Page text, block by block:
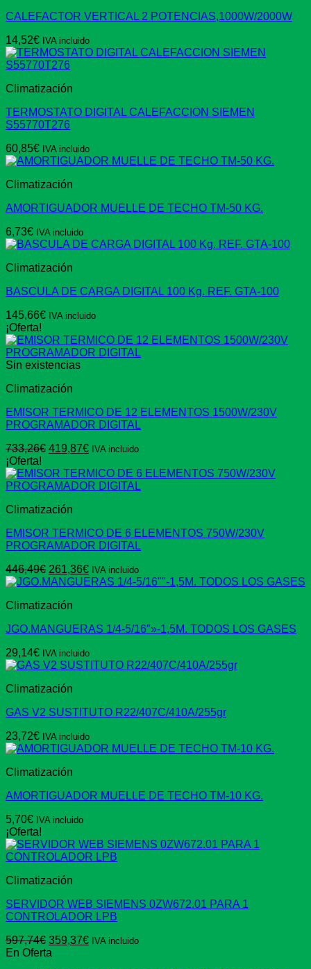
CALEFACTOR VERTICAL 2 POTENCIAS,1000W/2000W
14,52€ IVA incluido
Climatización
TERMOSTATO DIGITAL CALEFACCION SIEMEN
S55770T276
60,85€ IVA incluido
Climatización
AMORTIGUADOR MUELLE DE TECHO TM-50 KG.
6,73€ IVA incluido
Climatización
BASCULA DE CARGA DIGITAL 100 Kg. REF. GTA-100
145,66€ IVA incluido
¡Oferta!
Sin existencias
Climatización
EMISOR TERMICO DE 12 ELEMENTOS 1500W/230V
PROGRAMADOR DIGITAL
733,26€ El
original
era:
419,87€El
actual
es:
IVA incluido
¡Oferta!
Climatización
EMISOR TERMICO DE 6 ELEMENTOS 750W/230V
PROGRAMADOR DIGITAL
446,49€ El
precio
era:
261,36€El
precio
IVA incluido
Climatización
JGO.MANGUERAS 1/4-5/16″»-1,5M. TODOS LOS GASES
29,14€ IVA incluido
Climatización
GAS V2 SUSTITUTO R22/407C/410A/255gr
23,72€ IVA incluido
Climatización
AMORTIGUADOR MUELLE DE TECHO TM-10 KG.
5,70€ IVA incluido
¡Oferta!
Climatización
SERVIDOR WEB SIEMENS 0ZW672.01 PARA 1
CONTROLADOR LPB
597,74€ El
precio
359,37€ElIVA incluido
En Oferta